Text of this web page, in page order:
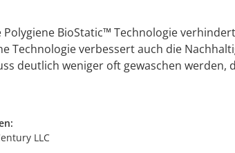
BioStatic™ Technologie
Technologie verbessert auch die
deutlich weniger oft gewaschen werden,
LLC